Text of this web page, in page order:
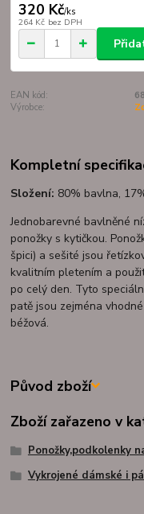
320 Kč/ks
264 Kč bez DPH
EAN kód:
Výrobce:
Kompletní
Složení: 80% bavlna,
Jednobarevné bavlněné
ponožky s kytičkou.
špici) a sešité jsou
kvalitním pletením a
po celý den. Tyto
patě jsou zejména
béžová.
Původ zboží
Zboží zařazeno v
Ponožky,podkolenky
Vykrojené dámské i